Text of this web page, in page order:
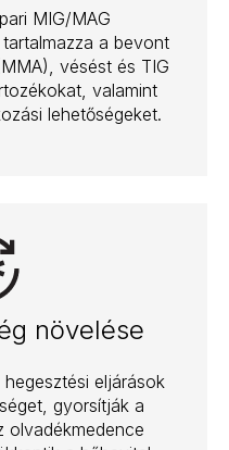
MIG/MAG
a bevont
vésést és TIG
valamint
lehetőségeket.
növelése
eljárások
gyorsítják a
olvadékmedence